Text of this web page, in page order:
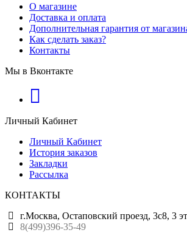
О магазине
Доставка и оплата
Дополнительная гарантия от
Как сделать заказ?
Контакты
Мы в Вконтакте
Личный Кабинет
Личный Кабинет
История заказов
Закладки
Рассылка
КОНТАКТЫ
г.Москва, Остаповский проезд, 3с8, 3
8(499)396-35-49